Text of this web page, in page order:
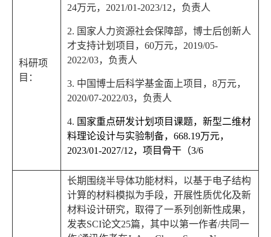
科研项
目：
24万元， 2021/01-2023/12，负责人
2. 国家人力资源社会保障部， 博士后创新人
才支持计划项目， 60万元， 2019/05-
2022/03，负责人
3. 中国博士后科学基金面上项目， 8万元，
2020/07-2022/03，负责人
4. 国家重点研发计划项目课题，新型二维材
料理论设计与实验制备， 668.19万元，
2023/01-2027/12，项目骨干（3/6
长期围绕半导体功能材料，以基于电子结构
计算的材料模拟为手段，开展性质优化及新
材料设计研究，取得了一系列创新性成果，
发表SCI论文25篇，其中以第一作者/共同一